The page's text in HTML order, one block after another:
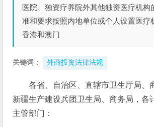
医院、独资疗养院外其他独资医疗机构
准和要求按照内地单位或个人设置医疗
香港和澳门
关键词： 外商投资法律法规
各省、自治区、直辖市卫生厅局、
新疆生产建设兵团卫生局、商务局，各
主管部门：